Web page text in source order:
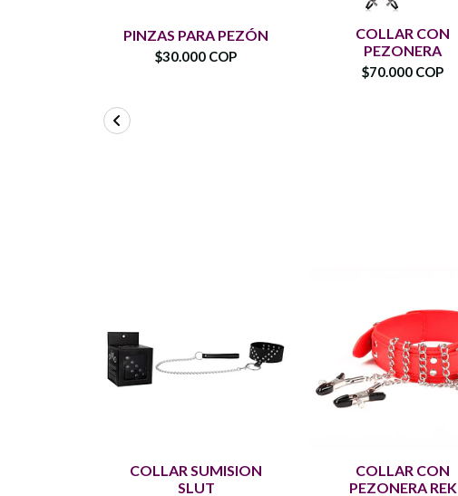
PINZAS PARA PEZÓN
$30.000 COP
COLLAR CON
PEZONERA
$70.000 COP
COLLAR SUMISION
SLUT
COLLAR CON
PEZONERA REK